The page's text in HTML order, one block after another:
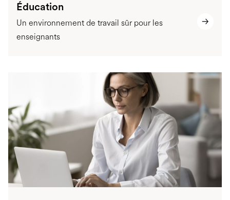
Éducation
Un environnement de travail sûr pour les
enseignants